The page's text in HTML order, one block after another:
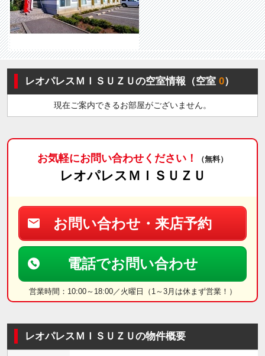
レオパレスＭＩＳＵＺＵの空室情報（空室0）
現在ご案内できるお部屋がございません。
お気軽にお問い合わせください！ （無料）
レオパレスＭＩＳＵＺＵ
お問い合わせ・来店予約
電話でお問い合わせ
営業時間：10:00～18:00／火曜日（1～3月は休まず営業！）
レオパレスＭＩＳＵＺＵの物件概要